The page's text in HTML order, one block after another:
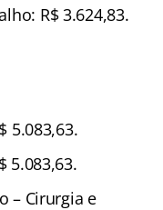
R$ 3.624,83.
5.083,63.
5.083,63.
– Cirurgia e